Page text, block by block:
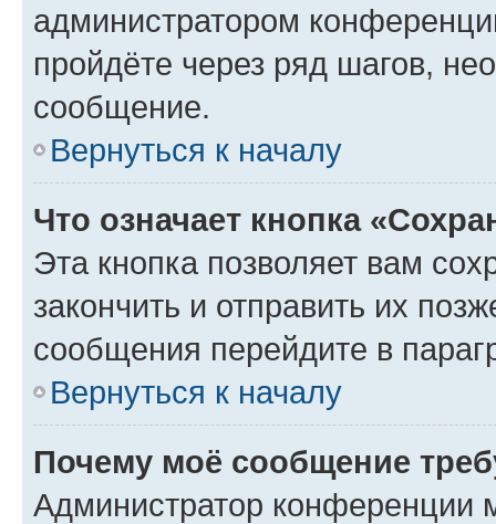
администратором
пройдёте через ряд шагов,
сообщение.
Вернуться к началу
Что означает кнопка
Эта кнопка позволяет вам
закончить и отправить их
сообщения перейдите в
Вернуться к началу
Почему моё сообщение
Администратор конференции